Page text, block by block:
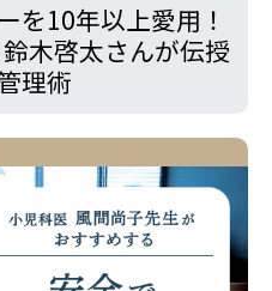
を10年以上愛用！
木啓太さんが伝授
理術